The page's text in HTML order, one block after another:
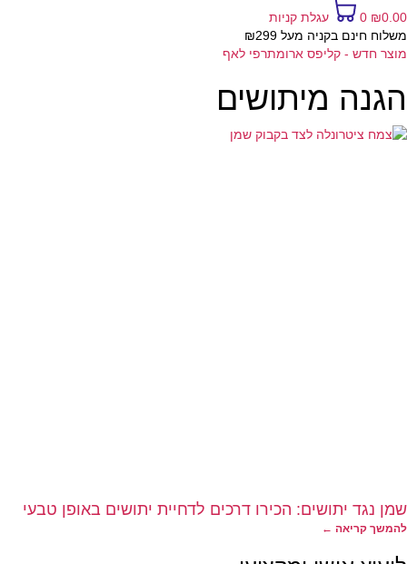
₪0.00
0
עגלת קניות
משלוח חינם בקניה מעל ₪299
מוצר חדש - קליפס ארומתרפי לאף
הגנה מיתושים
שמן נגד יתושים: הכירו דרכים לדחיית יתושים באופן טבעי
להמשך קריאה ←